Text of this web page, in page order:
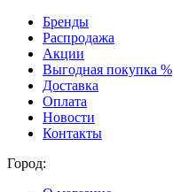
Бренды
Распродажа
Акции
Выгодная покупка %
Доставка
Оплата
Новости
Контакты
Город: